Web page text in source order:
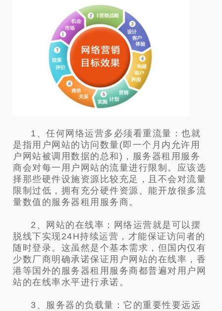
1、任何网络运营多必须看重流量：也就
是指用户网站的访问数量(即一个月内允许用
户网站被调用数据的总和)，服务器租用服务
商会对每一用户网站的流量进行限制。应该选
择那些硬件设施资源比较充足，且不会对流量
限制过低，拥有充分硬件资源、能开放很多流
量数值的服务器租用服务商。
2、网站的在线率：网络运营就是可以摆
脱线下实现24H持续运营，才能保证访问者的
随时登录。这虽然是个基本需求，但国内仅有
少数厂商明确承诺保证用户网站的在线率，香
港等国外的服务器租用服务商都普遍对用户网
站的在线率水平进行承诺。
3、服务器的负载量：它的重要性要远远